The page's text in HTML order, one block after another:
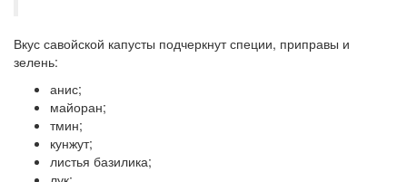
Вкус савойской капусты подчеркнут специи, приправы и
зелень:
анис;
майоран;
тмин;
кунжут;
листья базилика;